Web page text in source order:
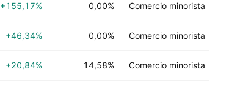
+155,17% 0,00% Comercio minorista
+46,34% 0,00% Comercio minorista
+20,84% 14,58% Comercio minorista